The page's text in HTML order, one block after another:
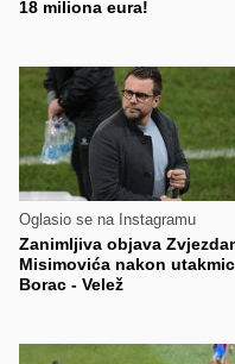
18 miliona eura!
Oglasio se na Instagramu
Zanimljiva objava
Misimovića nakon
Borac - Velež